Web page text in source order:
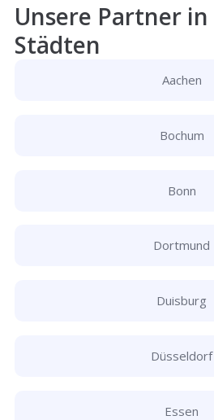
Unsere Partner
Städten
Aachen
Bochum
Bonn
Dortmund
Duisburg
Düsseldorf
Essen